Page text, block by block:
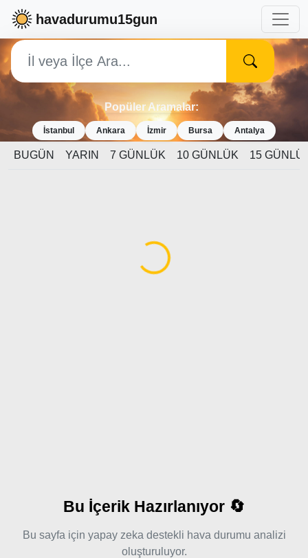
havadurumu15gun
Popüler Aramalar:
İstanbul Ankara İzmir Bursa Antalya
BUGÜN YARIN 7 GÜNLÜK 10 GÜNLÜK 15
Yükleniyor...
Bu İçerik Hazırlanıyor 🔄
Bu sayfa için yapay zeka destekli hava durumu analizi
oluşturuluyor.